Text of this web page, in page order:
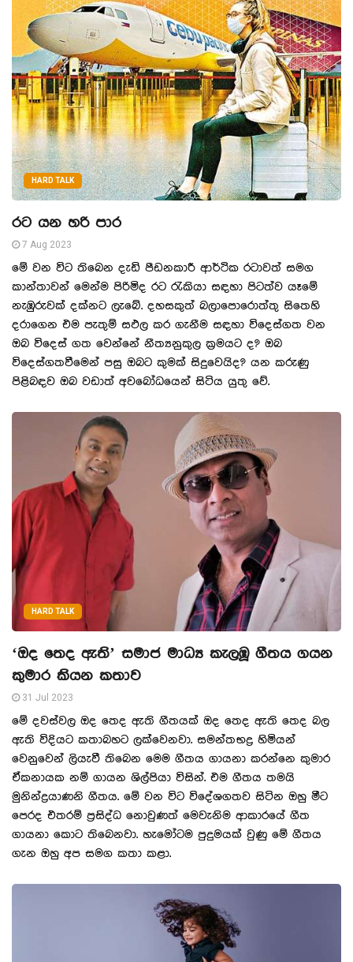
HARD TALK
රට යන හරි පාර
7 Aug 2023
මේ වන විට තිබෙන දැඩි පීඩනකාරී ආර්ථික රටාවත් සමග
කාන්තාවන් මෙන්ම පිරිමිද රට රැකියා සඳහා පිටත්ව යෑමේ
නැඹුරුවක් දක්නට ලැබේ. දහසකුත් බලාපොරොත්තු සිතෙහි
දරාගෙන එම පැතුම් සඵල කර ගැනීම සඳහා විදෙස්ගත වන
ඔබ විදෙස් ගත වෙන්නේ නීත්‍යනුකුල ක‍්‍රමයට ද? ඔබ
විදෙස්ගතවීමෙන් පසු ඔබට කුමක් සිදුවෙයිද? යන කරුණු
පිළිබඳව ඔබ වඩාත් අවබෝධයෙන් සිටිය යුතු වේ.
HARD TALK
‘ඔද තෙද ඇති’ සමාජ මාධ්‍ය කැලඹූ ගීතය ගයන
කුමාර කියන කතාව
31 Jul 2023
මේ දවස්වල ඔද තෙද ඇති ගීතයක් ඔද තෙද ඇති තෙද බල
ඇති විදියට කතාබහට ලක්වෙනවා. සමන්තභද්‍ර හිමියන්
වෙනුවෙන් ලියැවී තිබෙන මෙම ගීතය ගායනා කරන්නෙ කුමාර
ඒකනායක නම් ගායන ශිල්පියා විසින්. එම ගීතය තමයි
මුනින්ද්‍රයාණනි ගීතය. මේ වන විට විදේශගතව සිටින ඔහු මීට
පෙරද එතරම් ප‍්‍රසිද්ධ නොවුණත් මෙවැනිම ආකාරයේ ගීත
ගායනා කොට තිබෙනවා. හැමෝටම පුදුමයක් වුණු මේ ගීතය
ගැන ඔහු අප සමග කතා කළා.